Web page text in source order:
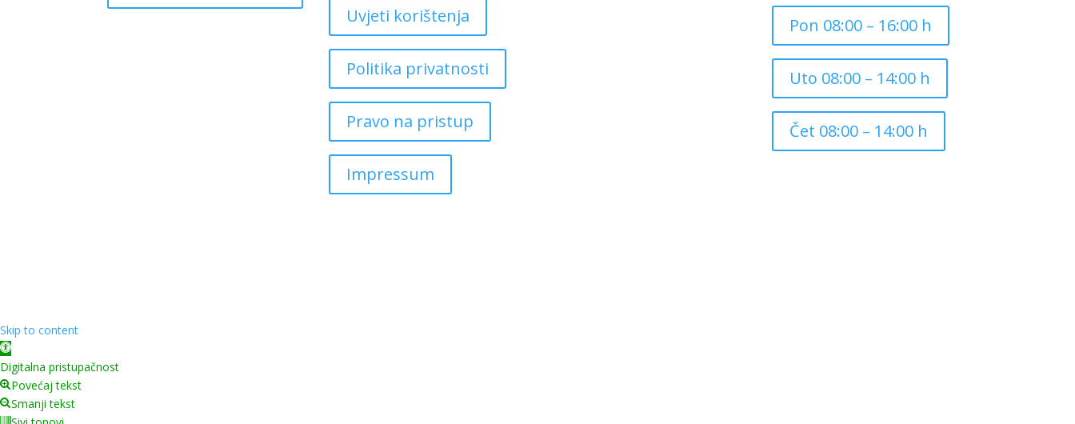
Uvjeti korištenja
Politika privatnosti
Pravo na pristup
Impressum
Pon 08:00 – 16:00 h
Uto 08:00 – 14:00 h
Čet 08:00 – 14:00 h
Skip to content
Open toolbar
Digitalna pristupačnost
Povećaj tekst
Smanji tekst